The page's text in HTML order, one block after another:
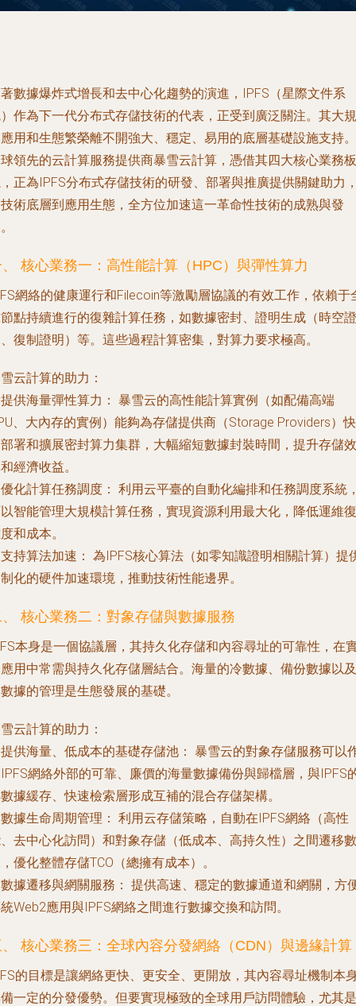
數據爆炸式增長和去中心化趨勢的演進，IPFS（星際文件系
作為下一代分布式存儲技術的代表，正受到廣泛關注。其大規
用和生態繁榮離不開強大、穩定、易用的底層基礎設施支持。
領先的云計算服務提供商暴雪云計算，憑借其四大核心業務板
正為IPFS分布式存儲技術的研發、部署與推廣提供關鍵助力
術底層到應用生態，全方位加速這一革命性技術的成熟與發
核心業務一：高性能計算（HPC）與彈性算力
網絡的健康運行和Filecoin等激勵層協議的有效工作，依賴于
點持續進行的復雜計算任務，如數據密封、證明生成（時空證
復制證明）等。這些過程計算密集，對算力要求極高。
云計算的助力：
提供海量彈性算力： 暴雪云的高性能計算實例（如配備高端
、大內存的實例）能夠為存儲提供商（Storage Providers）快
署和擴展密封算力集群，大幅縮短數據封裝時間，提升存儲效
經濟收益。
優化計算任務調度： 利用云平臺的自動化編排和任務調度系統
智能管理大規模計算任務，實現資源利用最大化，降低運維復
和成本。
支持算法加速： 為IPFS核心算法（如零知識證明相關計算）提
化的硬件加速環境，推動技術性能邊界。
核心業務二：對象存儲與數據服務
本身是一個協議層，其持久化存儲和內容尋址的可靠性，在
用中常需與持久化存儲層結合。海量的冷數據、備份數據以及
據的管理是生態發展的基礎。
云計算的助力：
提供海量、低成本的基礎存儲池： 暴雪云的對象存儲服務可以
網絡外部的可靠、廉價的海量數據備份與歸檔層，與IPFS
據緩存、快速檢索層形成互補的混合存儲架構。
數據生命周期管理： 利用云存儲策略，自動在IPFS網絡（高性
去中心化訪問）和對象存儲（低成本、高持久性）之間遷移數
優化整體存儲TCO（總擁有成本）。
數據遷移與網關服務： 提供高速、穩定的數據通道和網關，方
Web2應用與IPFS網絡之間進行數據交換和訪問。
核心業務三：全球內容分發網絡（CDN）與邊緣計算
的目標是讓網絡更快、更安全、更開放，其內容尋址機制本
一定的分發優勢。但要實現極致的全球用戶訪問體驗，尤其是